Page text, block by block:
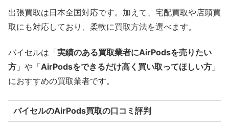
出張買取は日本全国対応です。加えて、宅配買取や店頭買
取にも対応しており、柔軟に買取方法を選べます。
バイセルは「実績のある買取業者にAirPodsを売りたい
方 」や「AirPodsをできるだけ高く買い取ってほしい方 」
におすすめの買取業者です。
バイセルのAirPods買取の口コミ評判